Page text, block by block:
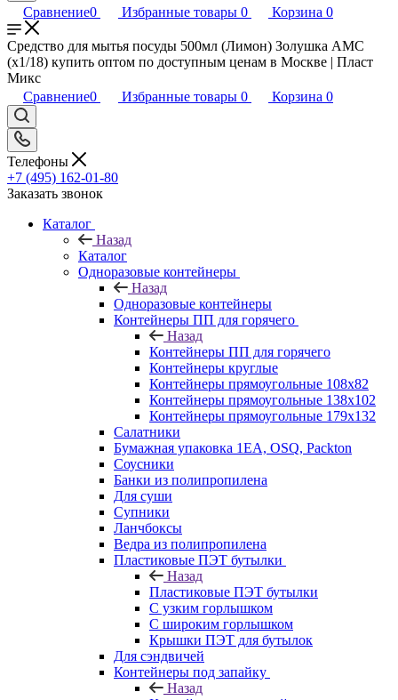
Сравнение0 Избранные товары 0 Корзина 0
Средство для мытья посуды 500мл (Лимон) Золушка АМС
(х1/18) купить оптом по доступным ценам в Москве | Пласт
Микс
Сравнение0 Избранные товары 0 Корзина 0
Телефоны
+7 (495) 162-01-80
Заказать звонок
Каталог
Назад
Каталог
Одноразовые контейнеры
Назад
Одноразовые контейнеры
Контейнеры ПП для горячего
Назад
Контейнеры ПП для горячего
Контейнеры круглые
Контейнеры прямоугольные 108х82
Контейнеры прямоугольные 138х102
Контейнеры прямоугольные 179х132
Салатники
Бумажная упаковка 1ЕА, OSQ, Packton
Соусники
Банки из полипропилена
Для суши
Супники
Ланчбоксы
Ведра из полипропилена
Пластиковые ПЭТ бутылки
Назад
Пластиковые ПЭТ бутылки
С узким горлышком
С широким горлышком
Крышки ПЭТ для бутылок
Для сэндвичей
Контейнеры под запайку
Назад